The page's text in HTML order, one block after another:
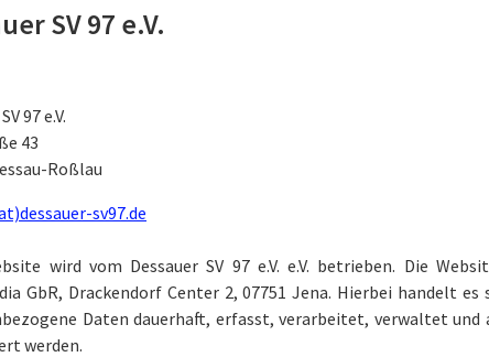
SV 97 e.V.
97 e.V.
43
Roßlau
sv97.de
wird vom Dessauer SV 97 e.V. e.V. betrieben. Die
GbR, Drackendorf Center 2, 07751 Jena. Hierbei handelt es
Daten dauerhaft, erfasst, verarbeitet, verwaltet
werden.